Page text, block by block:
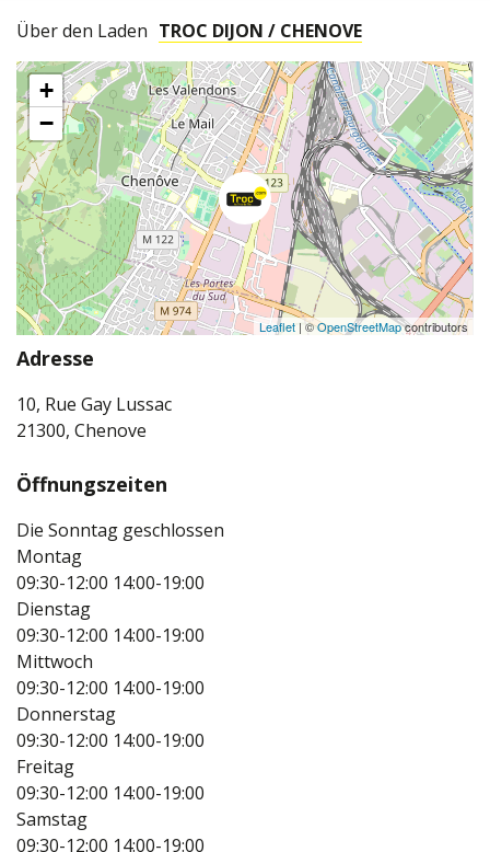
Über den Laden TROC DIJON / CHENOVE
+
−
Leaflet | ©OpenStreetMapcontributors
Adresse
10, Rue Gay Lussac
21300, Chenove
Öffnungszeiten
Die Sonntag geschlossen
Montag
09:30-12:00 14:00-19:00
Dienstag
09:30-12:00 14:00-19:00
Mittwoch
09:30-12:00 14:00-19:00
Donnerstag
09:30-12:00 14:00-19:00
Freitag
09:30-12:00 14:00-19:00
Samstag
09:30-12:00 14:00-19:00